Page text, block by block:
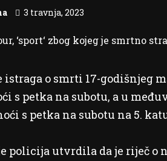
3 travnja, 2023
istraga o smrti 17-godišnjeg
s petka na subotu, a u
s petka na subotu na 5.
policija utvrdila da je riječ o